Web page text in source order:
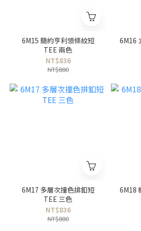
6M15 簡約亨利領條紋短
TEE 兩色
NT$836
NT$880
6M16
6M17 多層次撞色排釦短
TEE 三色
NT$836
NT$880
6M18